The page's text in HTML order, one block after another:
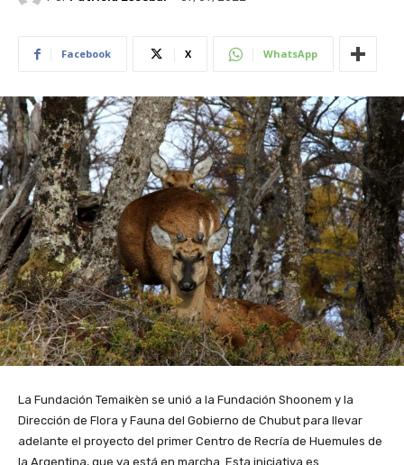
Facebook X WhatsApp
La Fundación Temaikèn se unió a la Fundación Shoonem y la
Dirección de Flora y Fauna del Gobierno de Chubut para llevar
adelante el proyecto del primer Centro de Recría de Huemules de
la Argentina, que ya está en marcha. Esta iniciativa es